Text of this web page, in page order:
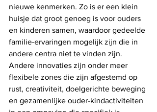
nieuwe kenmerken. Zo is er een klein
huisje dat groot genoeg is voor ouders
en kinderen samen, waardoor gedeelde
familie-ervaringen mogelijk zijn die in
andere centra niet te vinden zijn.
Andere innovaties zijn onder meer
flexibele zones die zijn afgestemd op
rust, creativiteit, doelgerichte beweging
en gezamenlijke ouder-kindactiviteiten